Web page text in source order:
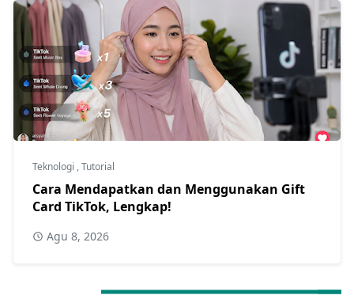
Teknologi ,Tutorial
Cara Mendapatkan dan Menggunakan Gift
Card TikTok, Lengkap!
Agu 8, 2026